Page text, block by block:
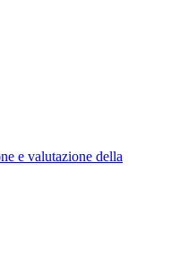
e valutazione della